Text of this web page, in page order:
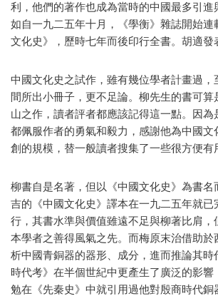
利，他們的著作也成為當時的中國最多引進
如自一九二五年十月，《學衡》雜誌開始連
文化史》，歷時七年而後印行全書。胡適發
中國文化史之試作，雖有幾位學者計畫過，
間所出小冊子，更不足論。柳先生的書可算
山之作，讀者評者都應該記得這一點。因為
都佩服作者的勇氣和毅力，感謝他為中國文
創的規模，替一般讀者搜集了一些很方便有
柳書自是名著，但以《中國文化史》為書名
吉的《中國文化史》譯本在一九二五年就已
行，其書水準與價值雖遠不足與柳著比肩，
本學者之善得風氣之先。而梅原末治借助於
析中國青銅器的器形、成分，進而推論其時
時代考》在半個世紀中更產生了廣泛的影響
勉在《先秦史》中就引用過他對殷商時代銅